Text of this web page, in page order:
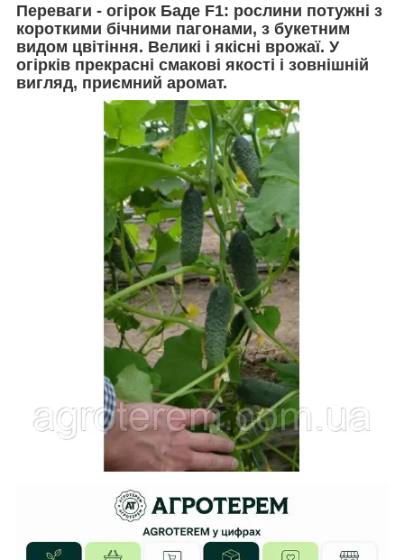
Переваги - огірок Баде F1: рослини потужні з
короткими бічними пагонами, з букетним
видом цвітіння. Великі і якісні врожаї. У
огірків прекрасні смакові якості і зовнішній
вигляд, приємний аромат.